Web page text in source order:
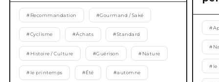
# Recommandation #Gourmand / Saké
#Cyclisme #Achats #Standard
# Histoire / Culture #Guérison # Nature
# le printemps #Été #automne
#
#
# le